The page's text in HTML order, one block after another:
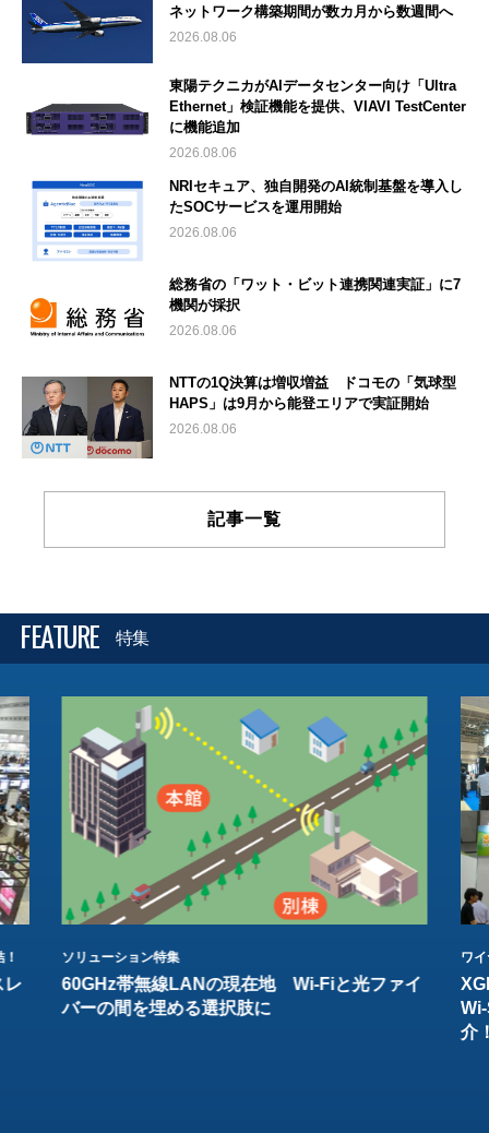
ネットワーク構築期間が数カ月から数週間へ
2026.08.06
東陽テクニカがAIデータセンター向け「Ultra
Ethernet」検証機能を提供、VIAVI TestCenter
に機能追加
2026.08.06
NRIセキュア、独自開発のAI統制基盤を導入し
たSOCサービスを運用開始
2026.08.06
総務省の「ワット・ビット連携関連実証」に7
機関が採択
2026.08.06
NTTの1Q決算は増収増益 ドコモの「気球型
HAPS」は9月から能登エリアで実証開始
2026.08.06
記事一覧
FEATURE 特集
レ
ソリューション特集
60GHz帯無線LANの現在地 Wi-Fiと光ファイ
バーの間を埋める選択肢に
ワ
介